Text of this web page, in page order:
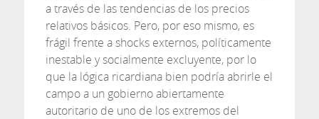
a través de las tendencias de los precios
relativos básicos. Pero, por eso mismo, es
frágil frente a shocks externos, políticamente
inestable y socialmente excluyente, por lo
que la lógica ricardiana bien podría abrirle el
campo a un gobierno abiertamente
autoritario de uno de los extremos del